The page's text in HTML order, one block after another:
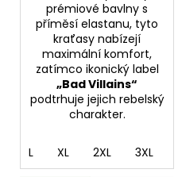
prémiové bavlny s
příměsí elastanu, tyto
kraťasy nabízejí
maximální komfort,
zatímco ikonický label
„Bad Villains“
podtrhuje jejich rebelský
charakter.
L XL 2XL 3XL